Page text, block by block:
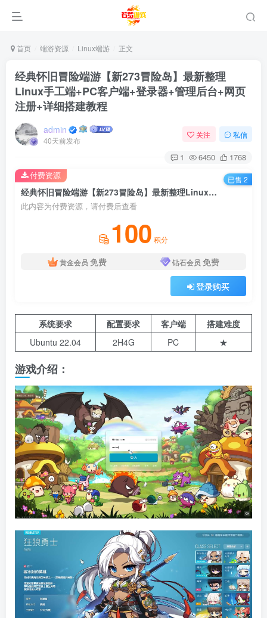
首页 端游资源 Linux端游 正文
经典怀旧冒险端游【新273冒险岛】最新整理
Linux手工端+PC客户端+登录器+管理后台+网页
注册+详细搭建教程
admin
40天前发布
关注 私信
1 6450 1768
经典怀旧冒险端游【新273冒险岛】最新整理Linux手工端+PC客户端+登录器+管理后台+网页注册+详细搭建教程
此内容为付费资源，请付费后查看
100 积分
黄金会员 免费 钻石会员 免费
登录购买
付费资源 已售 2
系统要求 配置要求 客户端
搭建难度
Ubuntu 22.04
2H4G PC ★
游戏介绍：